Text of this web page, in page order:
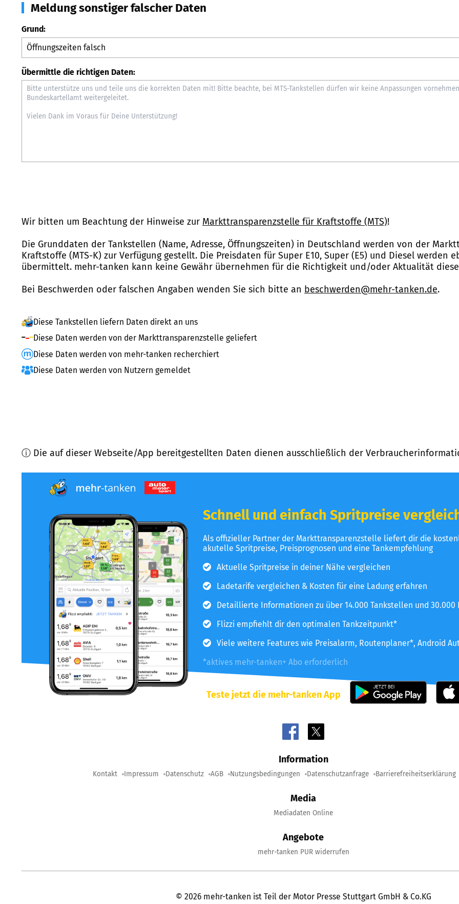
Meldung sonstiger falscher Daten
Grund:
Übermittle die richtigen Daten:
Wir bitten um Beachtung der Hinweise zur Markttransparenzstelle für Kraftstoffe (MTS)!
Die Grunddaten der Tankstellen (Name, Adresse, Öffnungszeiten) in Deutschland werden von der
Kraftstoffe (MTS-K) zur Verfügung gestellt. Die Preisdaten für Super E10, Super (E5) und Diesel werden
übermittelt. mehr-tanken kann keine Gewähr übernehmen für die Richtigkeit und/oder Aktualität
Bei Beschwerden oder falschen Angaben wenden Sie sich bitte an beschwerden@mehr-tanken.de.
Diese Tankstellen liefern Daten direkt an uns
Diese Daten werden von der Markttransparenzstelle geliefert
Diese Daten werden von mehr-tanken recherchiert
Diese Daten werden von Nutzern gemeldet
ⓘ Die auf dieser Webseite/App bereitgestellten Daten dienen ausschließlich der
Schnell und einfach Spritpreise
Als offizieller Partner der Markttransparenzstelle liefert dir die
akutelle Spritpreise, Preisprognosen und eine Tankempfehlung
Aktuelle Spritpreise in deiner Nähe vergleichen
Ladetarife vergleichen & Kosten für eine Ladung erfahren
Detaillierte Informationen zu über 14.000 Tankstellen und 30.000
Flizzi empfiehlt dir den optimalen Tankzeitpunkt*
Viele weitere Features wie Preisalarm, Routenplaner*, Android
*aktives mehr-tanken+ Abo erforderlich
Teste jetzt die mehr-tanken App
Information
Kontakt Impressum Datenschutz AGB Nutzungsbedingungen Datenschutzanfrage Barrierefreiheitserklärung
Media
Mediadaten Online
Angebote
mehr-tanken PUR widerrufen
© 2026 mehr-tanken ist Teil der Motor Presse Stuttgart GmbH & Co.KG